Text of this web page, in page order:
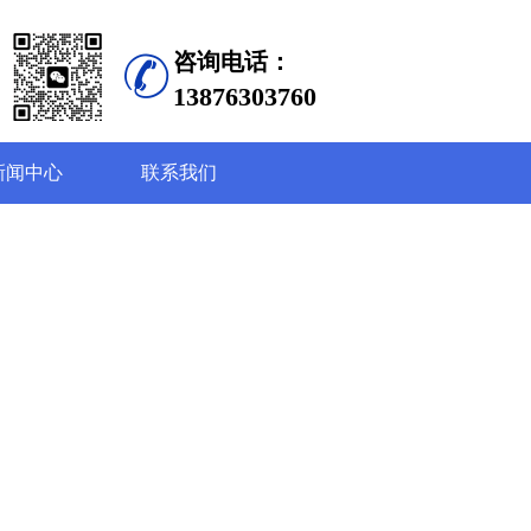
咨询电话：
13876303760
闻中心 联系我们